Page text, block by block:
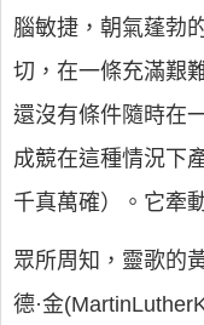
腦敏捷，朝氣蓬勃
切，在一條充滿艱
還沒有條件隨時在
成競在這種情況下
千真萬確）。它牽
眾所周知，靈歌的
德·金